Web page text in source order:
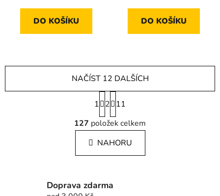
DO KOŠÍKU DO KOŠÍKU
O
v
l
á
d
í
NAČÍST 12 DALŠÍCH
S
t
r
á
n
k
í
1 2
11
127 položek celkem
NAHORU
Doprava zdarma